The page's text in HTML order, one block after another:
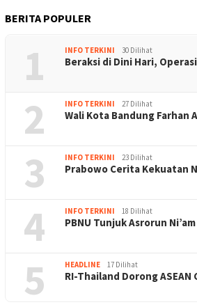
BERITA POPULER
1 INFO TERKINI 30 Dilihat
Beraksi di Dini Hari,
2 INFO TERKINI 27 Dilihat
Wali Kota Bandung Farhan
3 INFO TERKINI 23 Dilihat
Prabowo Cerita Kekuatan
4 INFO TERKINI 18 Dilihat
PBNU Tunjuk Asrorun
5 HEADLINE 17 Dilihat
RI-Thailand Dorong